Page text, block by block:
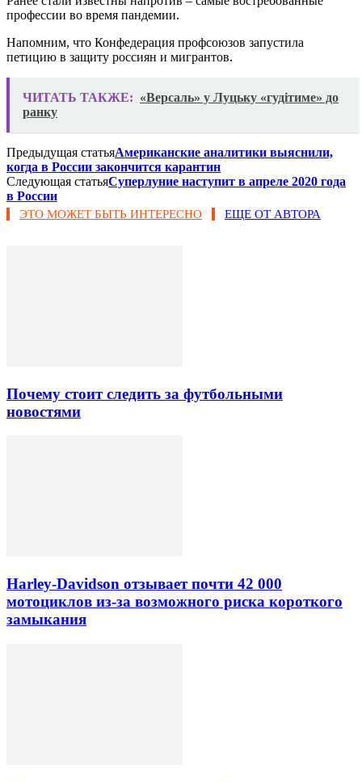
профессии во время пандемии.
Напомним, что Конфедерация профсоюзов запустила
петицию в защиту россиян и мигрантов.
ЧИТАТЬ ТАКЖЕ: «Версаль» у Луцьку «гудітиме» до
ранку
Предыдущая статьяАмериканские аналитики выяснили,
когда в России закончится карантин
Следующая статьяСуперлуние наступит в апреле 2020 года
в России
ЭТО МОЖЕТ БЫТЬ ИНТЕРЕСНО ЕЩЕ ОТ АВТОРА
Почему стоит следить за футбольными
новостями
Harley-Davidson отзывает почти 42 000
мотоциклов из-за возможного риска короткого
замыкания